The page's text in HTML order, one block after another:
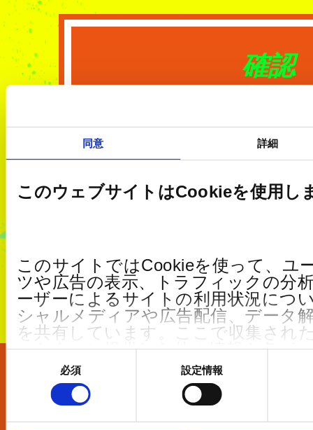
同意 詳細
このウェブサイトはCookieを使用し
このサイトではCookieを使って、ユ
ツや広告の表示、トラフィックの分
ーザーによるサイトの利用状況につ
シャルメディアや広告配信、データ
を共有しています。ここで収集され
ートナーに提供した他の情報や各パ
した際に収集された情報と組み合わ
て使用されることがあります。
クッキーポリシーは
こちら
同
必須 設定情報
確認